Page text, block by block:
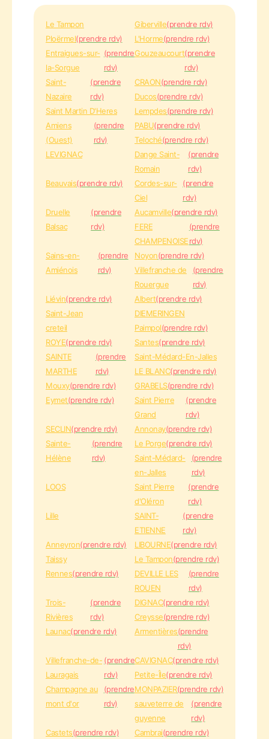
Le Tampon Giberville(prendre rdv)
Ploërmel(prendre rdv) L'Horme(prendre rdv)
Entraigues-sur-
la-Sorgue
(prendre
rdv)
Gouzeaucourt(prendre
rdv)
Saint-
Nazaire
(prendre
rdv)
CRAON(prendre rdv)
Ducos(prendre rdv)
Saint Martin D'Heres
Lempdes(prendre rdv)
Amiens
(Ouest)
(prendre
rdv)
PABU(prendre rdv)
Teloché(prendre rdv)
LEVIGNAC
Dange Saint-
Romain
(prendre
rdv)
Beauvais(prendre rdv)
Cordes-sur-
Ciel
(prendre
rdv)
Druelle
Balsac
(prendre
rdv)
Aucamville(prendre rdv)
FERE
CHAMPENOISE
(prendre
rdv)
Sains-en-
Amiénois
(prendre
rdv)
Noyon(prendre rdv)
Villefranche de
Rouergue
(prendre
rdv)
Liévin(prendre rdv) Albert(prendre rdv)
Saint-Jean
DIEMERINGEN
creteil
Paimpol(prendre rdv)
ROYE(prendre rdv) Santes(prendre rdv)
SAINTE
MARTHE
(prendre
rdv)
Saint-Médard-En-Jalles
LE BLANC(prendre rdv)
Mouxy(prendre rdv) GRABELS(prendre rdv)
Eymet(prendre rdv)
Saint Pierre
Grand
(prendre
rdv)
SECLIN(prendre rdv) Annonay(prendre rdv)
Sainte-
Hélène
(prendre
rdv)
Le Porge(prendre rdv)
Saint-Médard-
en-Jalles
(prendre
rdv)
LOOS
Saint Pierre
d'Oléron
(prendre
rdv)
Lille
SAINT-
ETIENNE
(prendre
rdv)
Anneyron(prendre rdv) LIBOURNE(prendre rdv)
Taissy
Le Tampon(prendre rdv)
Rennes(prendre rdv)
DEVILLE LES
ROUEN
(prendre
rdv)
Trois-
Rivières
(prendre
rdv)
DIGNAC(prendre rdv)
Creysse(prendre rdv)
Launac(prendre rdv) Armentières(prendre
rdv)
Villefranche-de-
Lauragais
(prendre
rdv)
CAVIGNAC(prendre rdv)
Petite-Île(prendre rdv)
Champagne au
mont d'or
(prendre
rdv)
MONPAZIER(prendre rdv)
sauveterre de
guyenne
(prendre
rdv)
Castets(prendre rdv) Cambrai(prendre rdv)